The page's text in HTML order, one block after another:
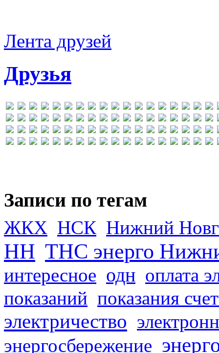
Лента друзей
Друзья
Записи по тегам
ЖКХ НСК Нижний
НН ТНС энерго
интересное одн оплата
показаний показания
электричество
энергосбережение